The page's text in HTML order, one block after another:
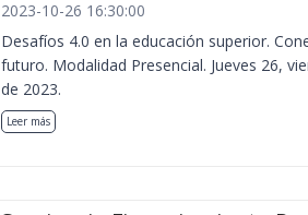
2023-10-26 16:30:00
Desafíos 4.0 en la educación superior.
futuro. Modalidad Presencial. Jueves 26,
de 2023.
Leer más